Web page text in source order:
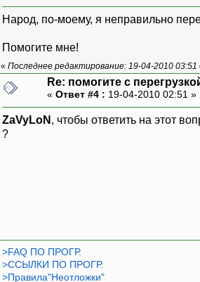
ostream& operator<<
{
//
for(int i = 0; i <
{
void Buh::add()
{
for(int i = 0; i <
{
Народ, по-моему, я неправильно
Помогите мне!
« Последнее редактирование: 19-04-2010
Re: помогите с
« Ответ #4 : 19-04-2010 02:51 »
ZaVyLoN , чтобы ответить на этот
?
>FAQ ПО ПРОГР.
>ССЫЛКИ ПО ПРОГР.
>Правила"Неотложки"